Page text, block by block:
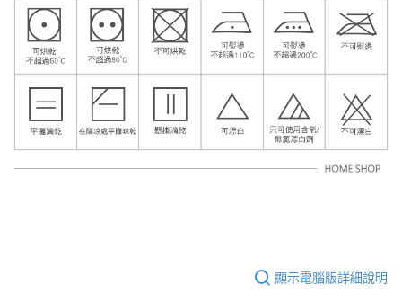
顯示電腦版詳細說明